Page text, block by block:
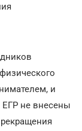
и
ЕГР не внесены